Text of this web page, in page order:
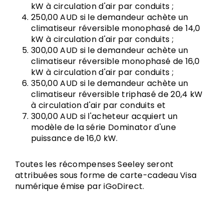
kW à circulation d'air par conduits ;
250,00 AUD si le demandeur achète un
climatiseur réversible monophasé de 14,0
kW à circulation d'air par conduits ;
300,00 AUD si le demandeur achète un
climatiseur réversible monophasé de 16,0
kW à circulation d'air par conduits ;
350,00 AUD si le demandeur achète un
climatiseur réversible triphasé de 20,4 kW
à circulation d'air par conduits et
300,00 AUD si l'acheteur acquiert un
modèle de la série Dominator d'une
puissance de 16,0 kW.
Toutes les récompenses Seeley seront
attribuées sous forme de carte-cadeau Visa
numérique émise par iGoDirect.